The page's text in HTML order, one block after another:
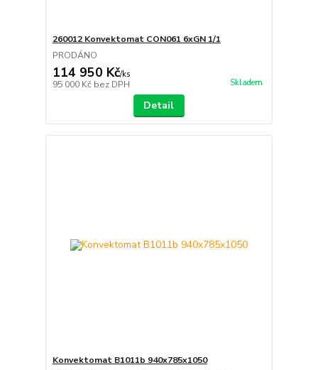
260012 Konvektomat CON061 6xGN 1/1
PRODÁNO
114 950 Kč/ks
95 000 Kč bez DPH Skladem
Detail
Konvektomat B1011b 940x785x1050